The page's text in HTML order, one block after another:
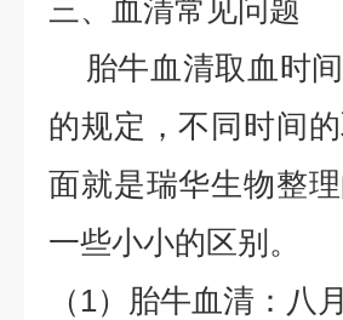
三、血清常见问题
胎牛血清取血时
的规定，不同时间
面就是瑞华生物整
一些小小的区别。
（1）胎牛血清：八